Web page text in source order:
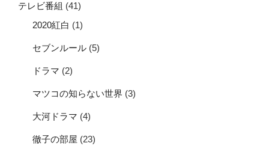
テレビ番組 (41)
2020紅白 (1)
セブンルール (5)
ドラマ (2)
マツコの知らない世界 (3)
大河ドラマ (4)
徹子の部屋 (23)